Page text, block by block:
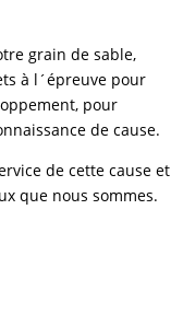
grain de sable,
à l´épreuve pour
pour
de cause.
de cette cause et
que nous sommes.